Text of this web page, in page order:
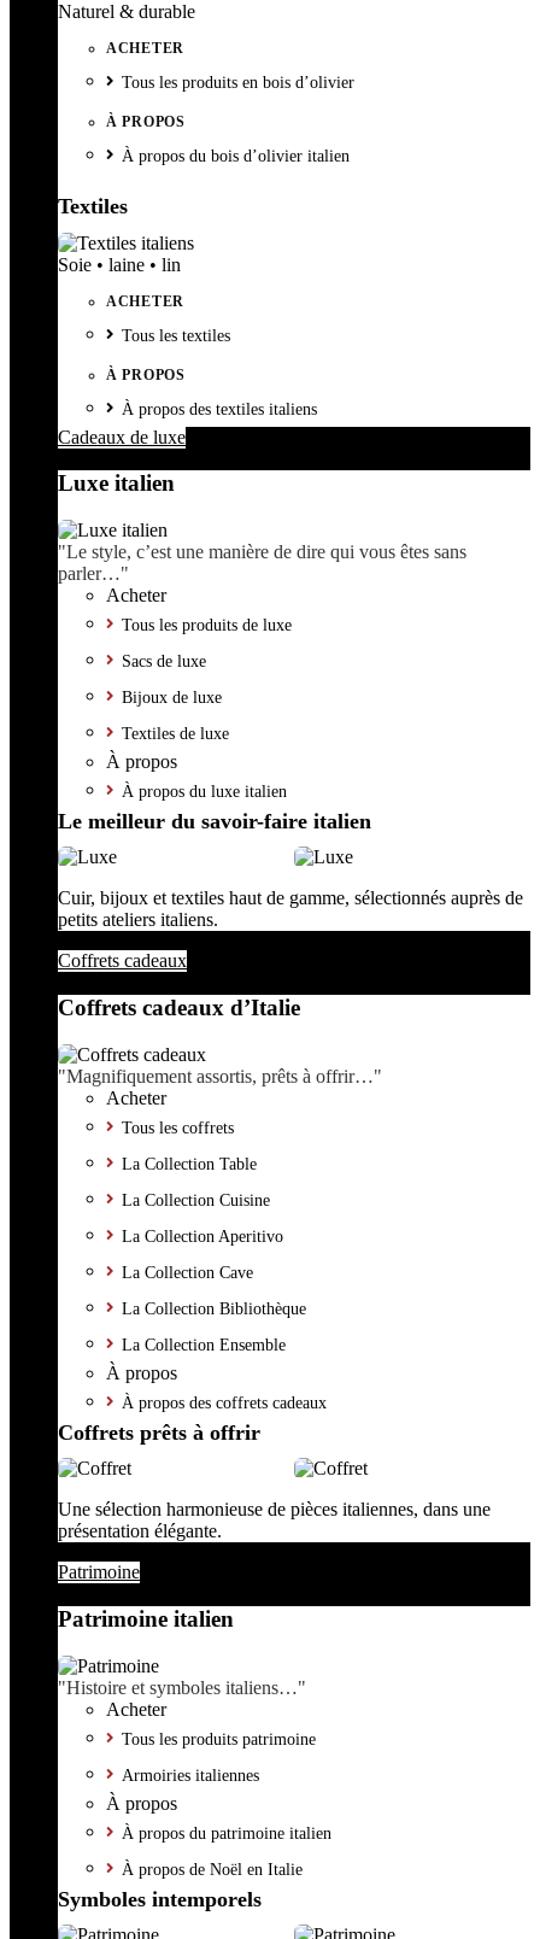
Naturel & durable
ACHETER
Tous les produits en bois d’olivier
À PROPOS
À propos du bois d’olivier italien
Textiles
Soie • laine • lin
ACHETER
Tous les textiles
À PROPOS
À propos des textiles italiens
Cadeaux de luxe
Luxe italien
"Le style, c’est une manière de dire qui vous êtes sans
parler…"
Acheter
Tous les produits de luxe
Sacs de luxe
Bijoux de luxe
Textiles de luxe
À propos
À propos du luxe italien
Le meilleur du savoir-faire italien
Cuir, bijoux et textiles haut de gamme, sélectionnés auprès de
petits ateliers italiens.
Coffrets cadeaux
Coffrets cadeaux d’Italie
"Magnifiquement assortis, prêts à offrir…"
Acheter
Tous les coffrets
La Collection Table
La Collection Cuisine
La Collection Aperitivo
La Collection Cave
La Collection Bibliothèque
La Collection Ensemble
À propos
À propos des coffrets cadeaux
Coffrets prêts à offrir
Une sélection harmonieuse de pièces italiennes, dans une
présentation élégante.
Patrimoine
Patrimoine italien
"Histoire et symboles italiens…"
Acheter
Tous les produits patrimoine
Armoiries italiennes
À propos
À propos du patrimoine italien
À propos de Noël en Italie
Symboles intemporels